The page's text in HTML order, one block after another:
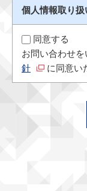
個人情報取り扱
同意する
お問い合わせ
針
に同意い